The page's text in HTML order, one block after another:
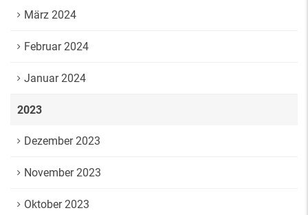
März 2024
Februar 2024
Januar 2024
2023
Dezember 2023
November 2023
Oktober 2023